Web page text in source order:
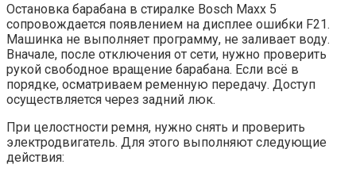
Остановка барабана в стиралке Bosch Maxx 5
сопровождается появлением на дисплее ошибки F21.
Машинка не выполняет программу, не заливает воду.
Вначале, после отключения от сети, нужно проверить
рукой свободное вращение барабана. Если всё в
порядке, осматриваем ременную передачу. Доступ
осуществляется через задний люк.
При целостности ремня, нужно снять и проверить
электродвигатель. Для этого выполняют следующие
действия: